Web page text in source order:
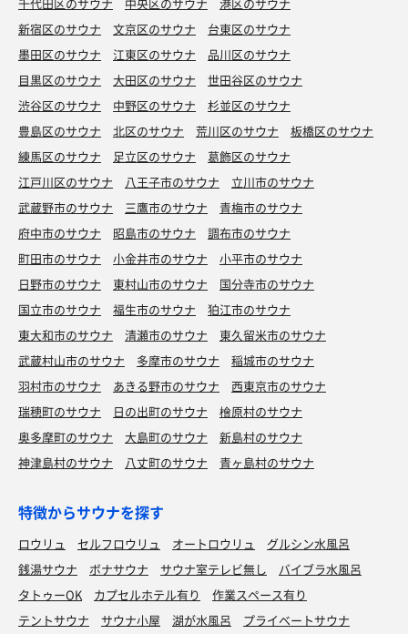
新宿区のサウナ
文京区のサウナ
台東区のサウナ
墨田区のサウナ
江東区のサウナ
品川区のサウナ
目黒区のサウナ
大田区のサウナ
世田谷区のサウナ
渋谷区のサウナ
中野区のサウナ
杉並区のサウナ
豊島区のサウナ
北区のサウナ 荒川区のサウナ
板橋区のサウナ
練馬区のサウナ
足立区のサウナ
葛飾区のサウナ
江戸川区のサウナ
八王子市のサウナ
立川市のサウナ
武蔵野市のサウナ
三鷹市のサウナ
青梅市のサウナ
府中市のサウナ
昭島市のサウナ
調布市のサウナ
町田市のサウナ
小金井市のサウナ
小平市のサウナ
日野市のサウナ
東村山市のサウナ
国分寺市のサウナ
国立市のサウナ
福生市のサウナ
狛江市のサウナ
東大和市のサウナ
清瀬市のサウナ
東久留米市のサウナ
武蔵村山市のサウナ
多摩市のサウナ
稲城市のサウナ
羽村市のサウナ
あきる野市のサウナ
西東京市のサウナ
瑞穂町のサウナ
日の出町のサウナ
檜原村のサウナ
奥多摩町のサウナ
大島町のサウナ
新島村のサウナ
神津島村のサウナ
八丈町のサウナ 青ヶ島村のサウナ
特徴からサウナを探す
ロウリュ セルフロウリュ オートロウリュ
グルシン水風呂
銭湯サウナ
ボナサウナ サウナ室テレビ無し
バイブラ水風呂
タトゥーOK
カプセルホテル有り
作業スペース有り
テントサウナ
サウナ小屋 湖が水風呂 プライベートサウナ